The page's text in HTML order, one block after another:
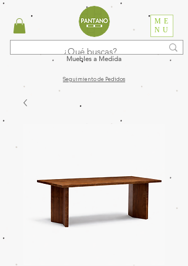
ME
NU
Muebles a Medida
Seguimiento de Pedidos